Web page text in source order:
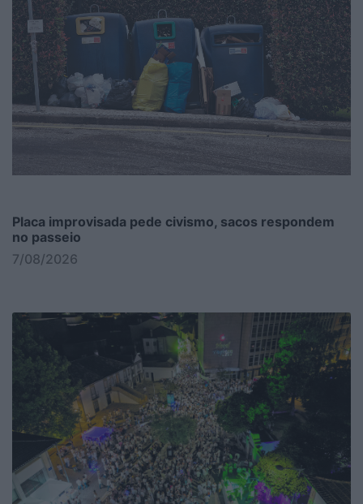
Placa improvisada pede civismo, sacos respondem
no passeio
7/08/2026